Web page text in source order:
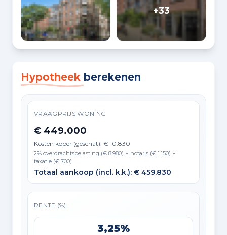
+33
Hypotheek berekenen
VRAAGPRIJS WONING
€ 449.000
Kosten koper (geschat): € 10.830
2% overdrachtsbelasting (€ 8.980) + notaris (€ 1.150) +
taxatie (€ 700)
Totaal aankoop (incl. k.k.): € 459.830
RENTE (%)
3,25%